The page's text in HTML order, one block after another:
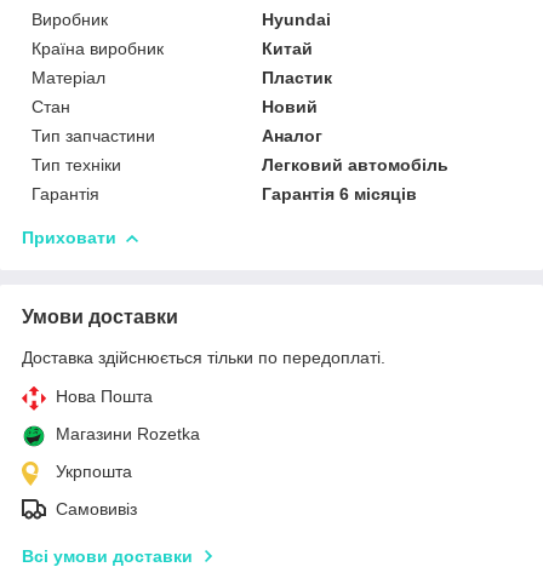
Виробник
Hyundai
Країна виробник
Китай
Матеріал
Пластик
Стан
Новий
Тип запчастини
Аналог
Тип техніки
Легковий автомобіль
Гарантія
Гарантія 6 місяців
Приховати
Умови доставки
Доставка здійснюється тільки по передоплаті.
Нова Пошта
Магазини Rozetka
Укрпошта
Самовивіз
Всі умови доставки